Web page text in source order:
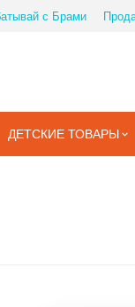
с Брами
ДЕТСКИЕ ТОВАРЫ